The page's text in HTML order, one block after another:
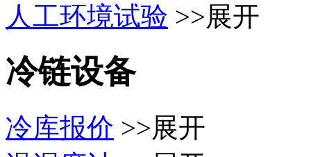
人工环境试验 >>展开
冷链设备
冷库报价 >>展开